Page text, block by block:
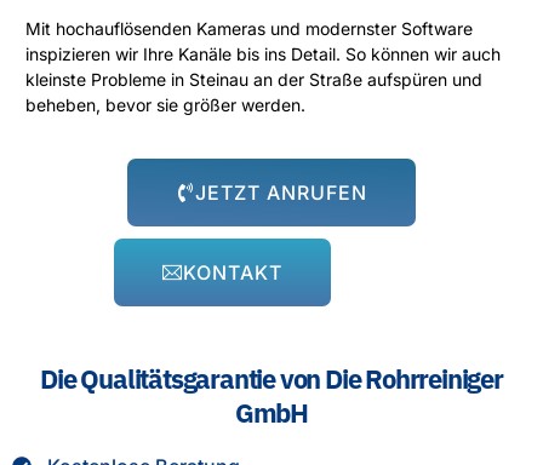
Mit hochauflösenden Kameras und modernster Software
inspizieren wir Ihre Kanäle bis ins Detail. So können wir auch
kleinste Probleme in Steinau an der Straße aufspüren und
beheben, bevor sie größer werden.
JETZT ANRUFEN
KONTAKT
Die Qualitätsgarantie von Die Rohrreiniger
GmbH